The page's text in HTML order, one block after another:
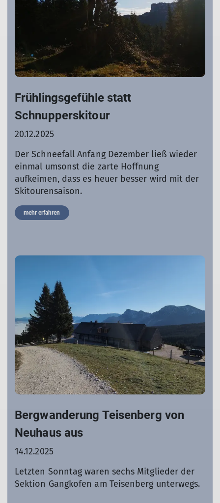
Frühlingsgefühle statt
Schnupperskitour
20.12.2025
Der Schneefall Anfang Dezember ließ wieder
einmal umsonst die zarte Hoffnung
aufkeimen, dass es heuer besser wird mit der
Skitourensaison.
mehr erfahren
Bergwanderung Teisenberg von
Neuhaus aus
14.12.2025
Letzten Sonntag waren sechs Mitglieder der
Sektion Gangkofen am Teisenberg unterwegs.